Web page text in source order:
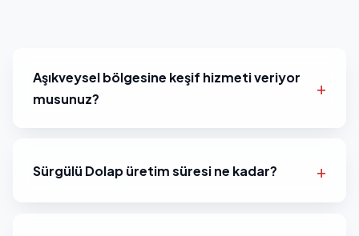
Aşıkveysel bölgesine keşif hizmeti veriyor
musunuz?
Sürgülü Dolap üretim süresi ne kadar?